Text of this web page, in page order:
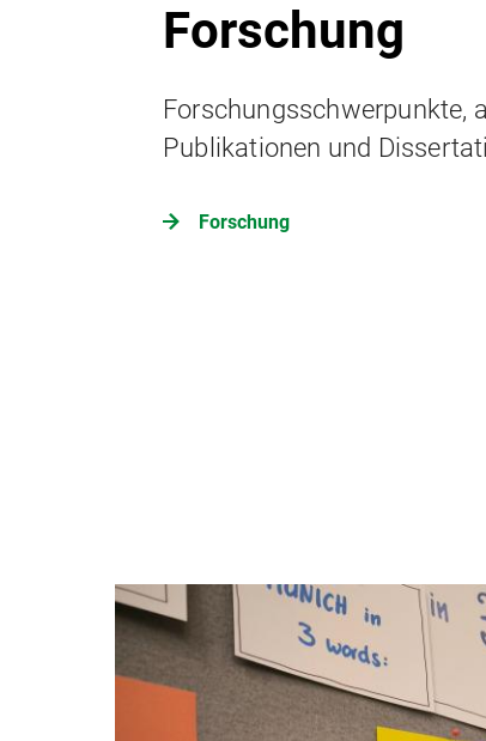
Forschung
Forschungsschwerpunkte,
Publikationen und
Forschung